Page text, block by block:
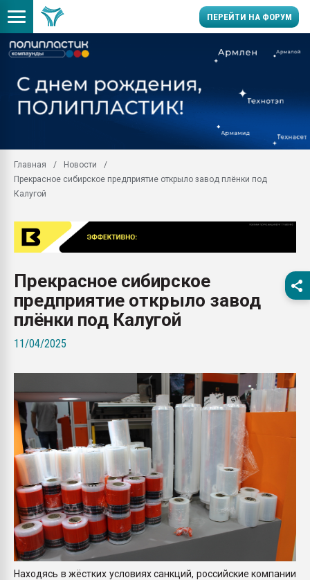
ПЕРЕЙТИ НА ФОРУМ
заводу пластмасс"
первый план в
28.07.2026
ситуацией на
ПЕРЕЙТИ НА
Главная
Новости
Прекрасное сибирское предприятие открыло завод плёнки под
Калугой
Прекрасное сибирское
предприятие открыло завод
плёнки под Калугой
11/04/2025
Находясь в жёстких условиях санкций, российские компании